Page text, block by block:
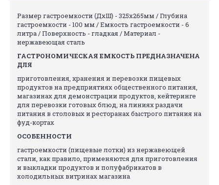
Размер гастроемкости (ДхШ) - 325х265мм / Глубина
гастроемкости - 100 мм / Емкость гастроемкости - 6
литрa / Поверхность - гладкая / Материал -
нержавеющая сталь
ГАСТРОНОМИЧЕСКАЯ ЕМКОСТЬ ПРЕДНАЗНАЧЕНА
ДЛЯ
приготовления, хранения и перевозки пищевых
продуктов на предприятиях общественного питания,
магазинах для демонстрации продуктов, кейтеринге
для перевозки готовых блюд, на линиях раздачи
питания в столовых и ресторанах быстрого питания на
фуд-кортах
ОСОБЕННОСТИ
гастроемкости (пищевые лотки) из нержавеющей
стали, как правило, применяются для приготовления
и выкладки продуктов и полуфабрикатов в
холодильных витринах магазина